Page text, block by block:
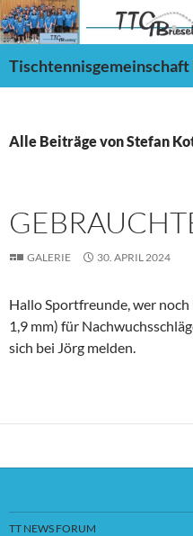
Zum
Inhalt
Alle Beiträge von Stefan
GALERIE 30. APRIL 2024
Hallo Sportfreunde, wer
1,9 mm) für
sich bei Jörg melden.
TT NEWS FORUM